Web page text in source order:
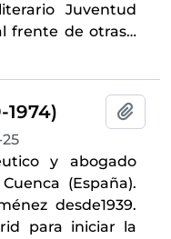
Juventud
frente de otras…
1974)
25
y abogado
(España).
desde1939.
para iniciar la